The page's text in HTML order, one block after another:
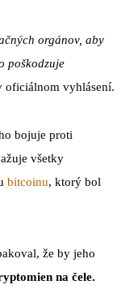
orgánov, aby
poškodzuje
oficiálnom vyhlásení.
bojuje proti
všetky
bitcoinu, ktorý bol
že by jeho
na čele.